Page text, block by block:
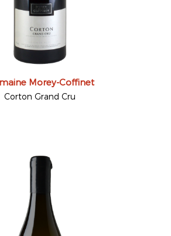
Morey-Coffinet
Corton Grand Cru